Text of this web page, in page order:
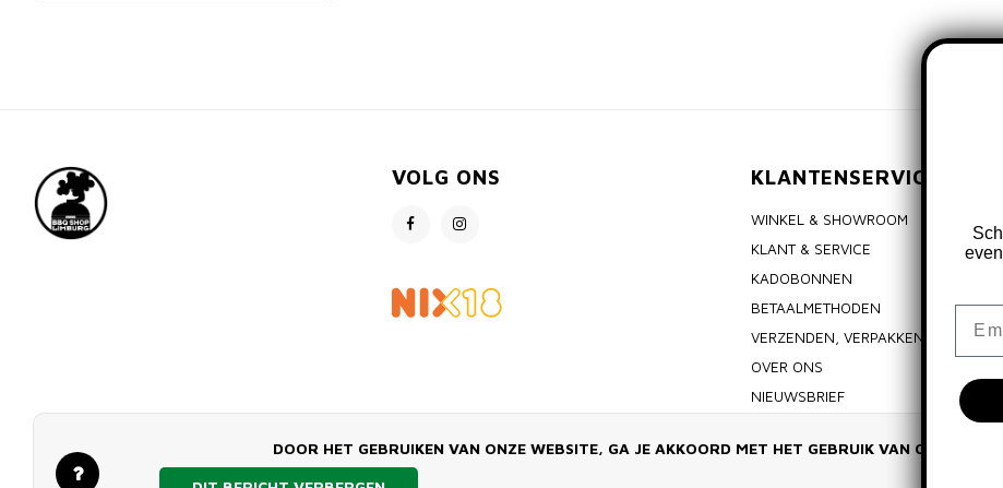
VOLG ONS KLANTENSERVICE
WINKEL & SHOWROOM
KLANT & SERVICE
KADOBONNEN
BETAALMETHODEN
VERZENDEN, VERPAKKEN &
OVER ONS
NIEUWSBRIEF
PRIVACY POLICY
DOOR HET GEBRUIKEN VAN ONZE WEBSITE, GA JE AKKOORD MET HET GEBRUIK VAN COOKIES